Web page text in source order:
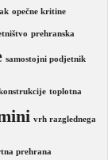
opečne kritine
prehranska
samostojni podjetnik
toplotna
vrh razglednega
prehrana